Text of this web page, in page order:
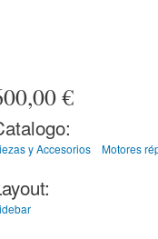
€
y Accesorios Motores